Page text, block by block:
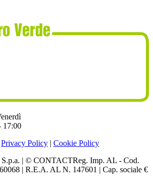
17:00
Privacy Policy | Cookie Policy
S.p.a. | © CONTACTReg. Imp. AL - Cod.
| R.E.A. AL N. 147601 | Cap. sociale €